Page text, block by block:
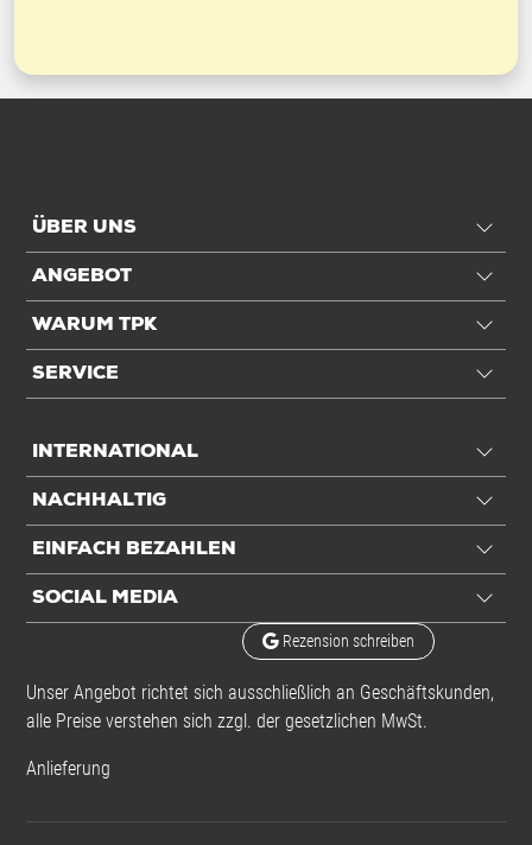
ÜBER UNS
ANGEBOT
WARUM TPK
SERVICE
INTERNATIONAL
NACHHALTIG
EINFACH BEZAHLEN
SOCIAL MEDIA
Rezension schreiben
Unser Angebot richtet sich ausschließlich an Geschäftskunden,
alle Preise verstehen sich zzgl. der gesetzlichen MwSt.
Anlieferung